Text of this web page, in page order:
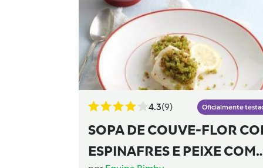
4.3(9) Oficialmente
SOPA DE COUVE-FLOR
ESPINAFRES E PEIXE COM